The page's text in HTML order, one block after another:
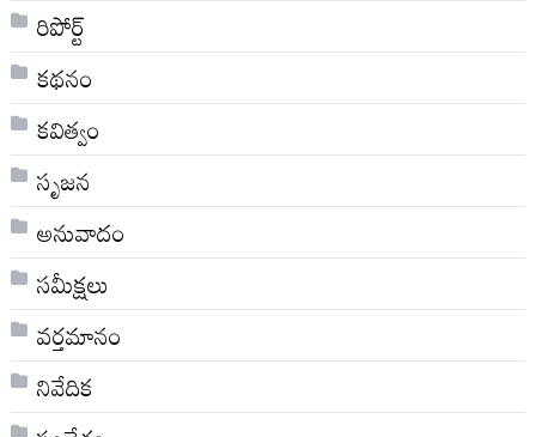
రిపోర్ట్
కథనం
కవిత్వం
సృజన
అనువాదం
సమీక్షలు
వర్తమానం
నివేదిక